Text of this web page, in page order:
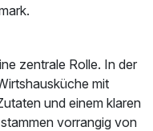
zentrale Rolle. In der
mit
und einem klaren
vorrangig von